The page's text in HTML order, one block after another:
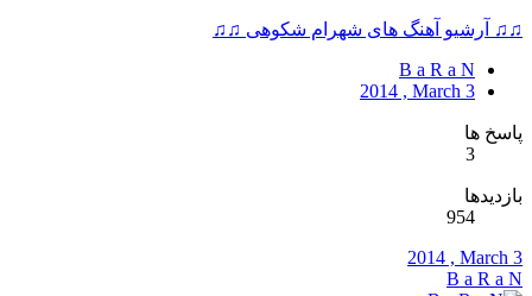
♫♫ آرشیو آهنگ های شهرام شکوهی ♫♫
B a R a N
2014 , March 3
پاسخ ها
3
بازدیدها
954
2014 , March 3
B a R a N